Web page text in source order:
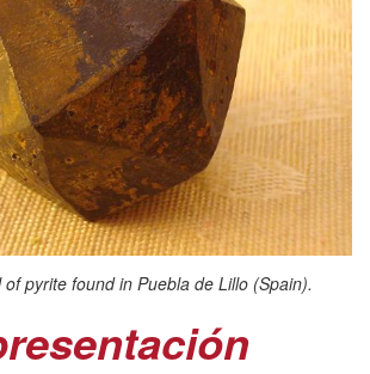
pyrite found in Puebla de Lillo (Spain).